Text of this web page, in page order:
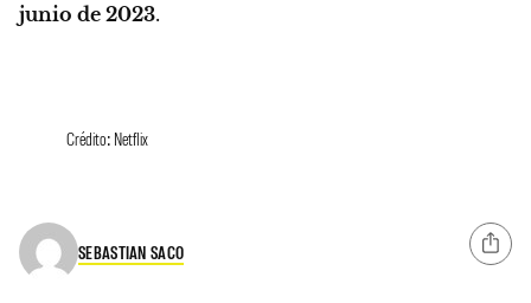
junio de 2023.
Crédito: Netflix
SEBASTIAN SACO